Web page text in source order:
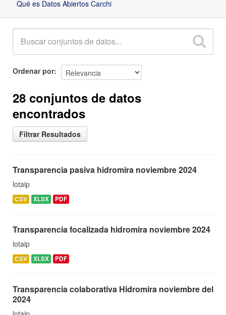
Qué es Datos Abiertos Carchi
Ordenar por
28 conjuntos de datos
encontrados
Filtrar Resultados
Transparencia pasiva hidromira noviembre 2024
lotaip
CSV XLSX PDF
Transparencia focalizada hidromira noviembre 2024
lotaip
CSV XLSX PDF
Transparencia colaborativa Hidromira noviembre del
2024